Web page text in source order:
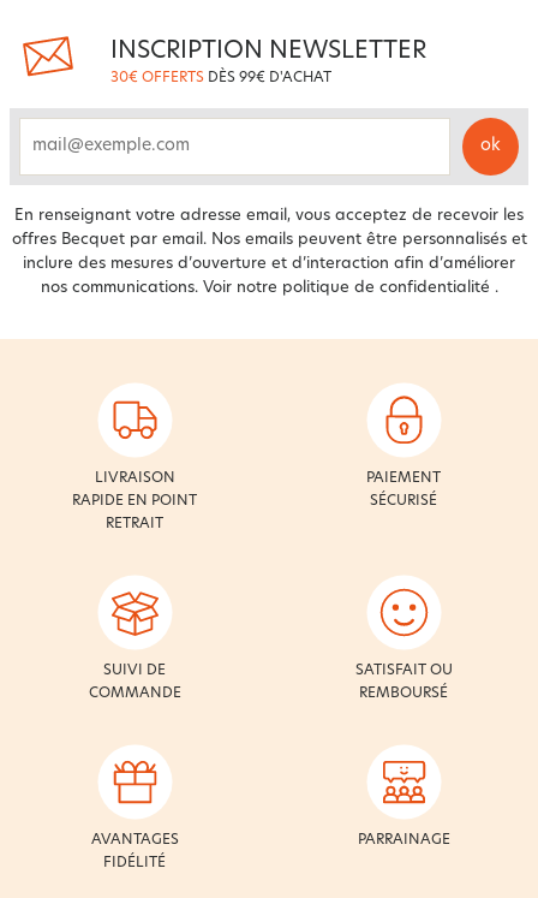
INSCRIPTION NEWSLETTER
30€ OFFERTS DÈS 99€ D'ACHAT
ok
En renseignant votre adresse email, vous acceptez de recevoir les
offres Becquet par email. Nos emails peuvent être personnalisés et
inclure des mesures d’ouverture et d’interaction afin d’améliorer
nos communications. Voir notre politique de confidentialité .
LIVRAISON
RAPIDE EN POINT
RETRAIT
PAIEMENT
SÉCURISÉ
SUIVI DE
COMMANDE
SATISFAIT OU
REMBOURSÉ
AVANTAGES
FIDÉLITÉ
PARRAINAGE